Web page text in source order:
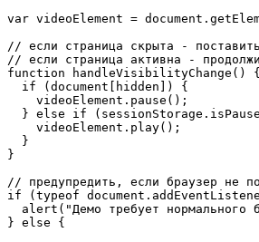
var videoElement =
// если страница скрыта -
// если страница активна -
function handleVisibilityChange() {
  if (document[hidden]) {
    videoElement.pause();
} else if
    videoElement.play();
  }
}
// предупредить, если браузер не
if (typeof
alert("Демо требует нормального
} else {